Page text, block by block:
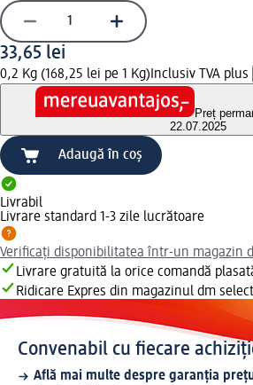
33,65 lei
0,2 Kg (168,25 lei pe 1 Kg) Inclusiv TVA plus
Preț
22.07.2025
Adaugă în coș
Livrabil
Livrare standard 1-3 zile lucrătoare
Verificați disponibilitatea într-un magazin
Livrare gratuită la orice comandă
Ridicare Expres din magazinul dm
Convenabil cu fiecare
Află mai multe despre garanția